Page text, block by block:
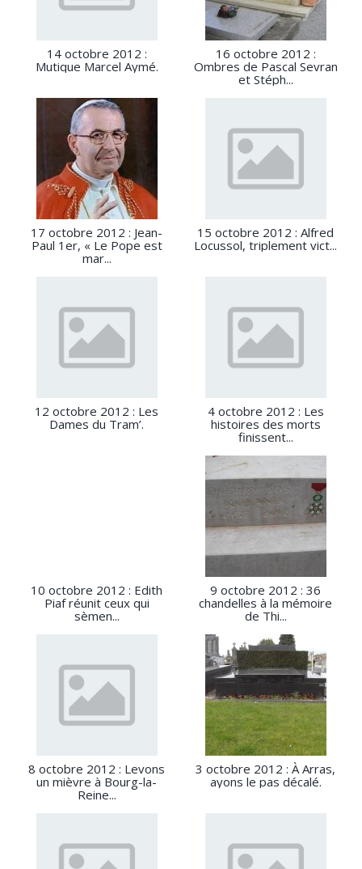
14 octobre 2012 :
Mutique Marcel Aymé.
16 octobre 2012 :
Ombres de Pascal Sevran
et Stéph...
17 octobre 2012 : Jean-
Paul 1er, « Le Pope est
mar...
15 octobre 2012 : Alfred
Locussol, triplement vict...
12 octobre 2012 : Les
Dames du Tram’.
4 octobre 2012 : Les
histoires des morts
finissent...
10 octobre 2012 : Edith
Piaf réunit ceux qui
sèmen...
9 octobre 2012 : 36
chandelles à la mémoire
de Thi...
8 octobre 2012 : Levons
un mièvre à Bourg-la-
Reine...
3 octobre 2012 : À Arras,
ayons le pas décalé.